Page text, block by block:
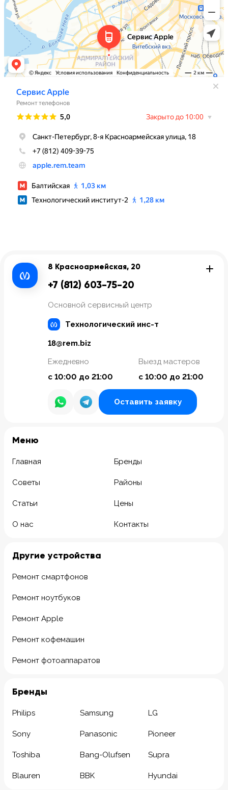
8 Красноармейская, 20
+7 (812) 603-75-20
Основной сервисный центр
Технологический инс-т
18@rem.biz
Ежедневно
с 10:00 до 21:00
Выезд мастеров
с 10:00 до 21:00
Оставить заявку
Meню
Главная Бренды
Советы Районы
Статьи Цены
О нас Контакты
Другие устройства
Ремонт смартфонов
Ремонт ноутбуков
Ремонт Apple
Ремонт кофемашин
Ремонт фотоаппаратов
Бренды
Philips Samsung LG
Sony Panasonic Pioneer
Toshiba Bang-Olufsen Supra
Blauren BBK Hyundai